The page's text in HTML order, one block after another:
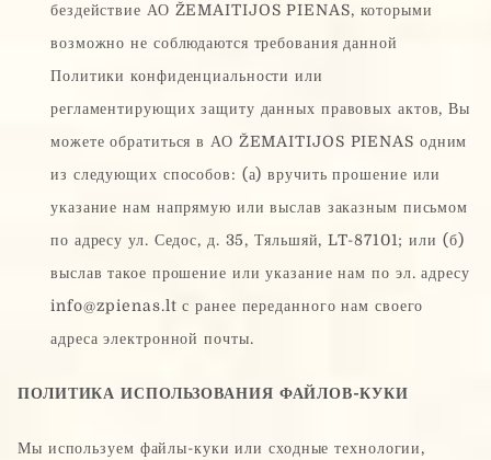
бездействие АО ŽEMAITIJOS PIENAS, которыми
возможно не соблюдаются требования данной
Политики конфиденциальности или
регламентирующих защиту данных правовых актов, Вы
можете обратиться в АО ŽEMAITIJOS PIENAS одним
из следующих способов: (а) вручить прошение или
указание нам напрямую или выслав заказным письмом
по адресу ул. Седос, д. 35, Тяльшяй, LT-87101; или (б)
выслав такое прошение или указание нам по эл. адресу
info@zpienas.lt с ранее переданного нам своего
адреса электронной почты.
ПОЛИТИКА ИСПОЛЬЗОВАНИЯ ФАЙЛОВ-КУКИ
Мы используем файлы-куки или сходные технологии,